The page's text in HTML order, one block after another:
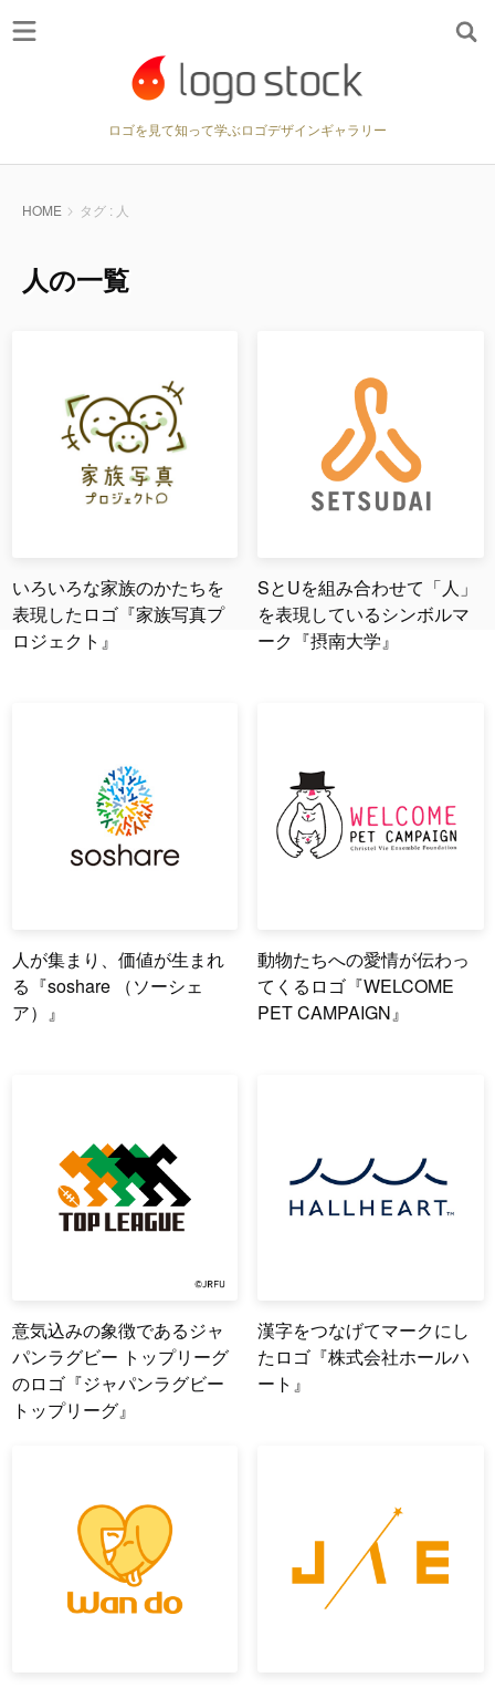
ロゴを見て知って学ぶロゴデザインギャラリー
HOME タグ : 人
人の一覧
いろいろな家族のかたちを
表現したロゴ『家族写真プ
ロジェクト』
SとUを組み合わせて「人」
を表現しているシンボルマ
ーク『摂南大学』
人が集まり、価値が生まれ
る『soshare （ソーシェ
ア）』
動物たちへの愛情が伝わっ
てくるロゴ『WELCOME
PET CAMPAIGN』
意気込みの象徴であるジャ
パンラグビー トップリーグ
のロゴ『ジャパンラグビー
トップリーグ』
漢字をつなげてマークにし
たロゴ『株式会社ホールハ
ート』